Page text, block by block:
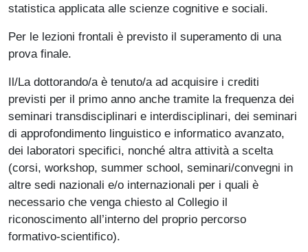
statistica applicata alle scienze cognitive e sociali.
Per le lezioni frontali è previsto il superamento di una
prova finale.
Il/La dottorando/a è tenuto/a ad acquisire i crediti
previsti per il primo anno anche tramite la frequenza dei
seminari transdisciplinari e interdisciplinari, dei seminari
di approfondimento linguistico e informatico avanzato,
dei laboratori specifici, nonché altra attività a scelta
(corsi, workshop, summer school, seminari/convegni in
altre sedi nazionali e/o internazionali per i quali è
necessario che venga chiesto al Collegio il
riconoscimento all’interno del proprio percorso
formativo-scientifico).